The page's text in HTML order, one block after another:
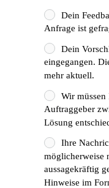
Dein
Anfrage ist
Dein
eingegangen.
mehr aktuell.
Wir
Auftraggeber
Lösung
Ihre
möglicherweise
aussagekräftig
Hinweise im